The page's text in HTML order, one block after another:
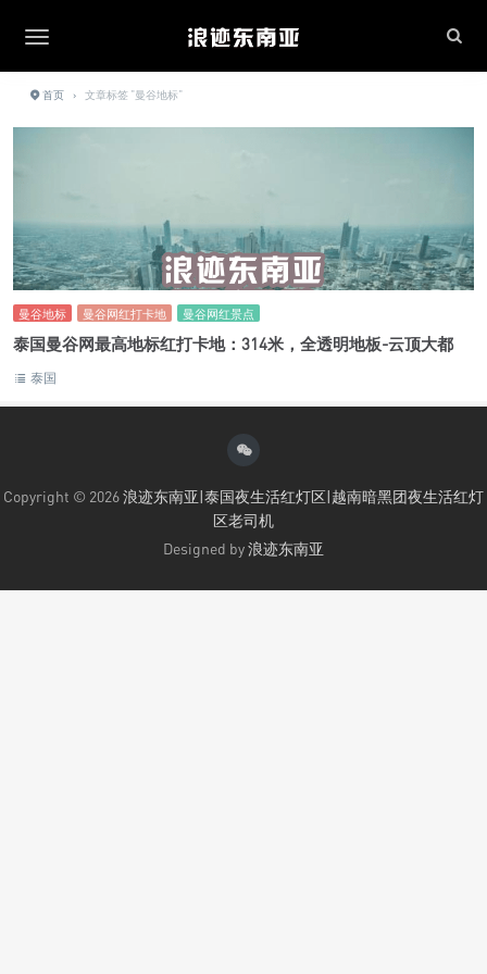
首页 › 文章标签 "曼谷地标"
曼谷地标 曼谷网红打卡地 曼谷网红景点
泰国曼谷网最高地标红打卡地：314米，全透明地板-云顶大都
泰国
Copyright © 2026浪迹东南亚|泰国夜生活红灯区|越南暗黑团夜生活红灯
区老司机
Designed by浪迹东南亚